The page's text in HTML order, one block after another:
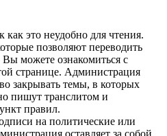
как это неудобно для чтения.
позволяют переводить
можете ознакомиться с
странице. Администрация
закрывать темы, в которых
пишут транслитом и
правил.
на политические или
оставляет за собой